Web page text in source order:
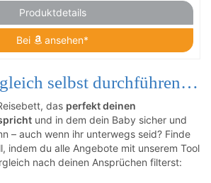
Produktdetails
Bei ansehen*
selbst durchführen…
das perfekt deinen
und in dem dein Baby sicher und
– auch wenn ihr unterwegs seid? Finde
indem du alle Angebote mit unserem Tool
nach deinen Ansprüchen filterst: